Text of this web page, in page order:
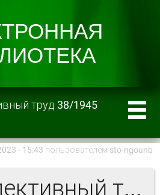
труд 38/1945
- 15:43 пользователем sto-ngounb
Коллективный труд 1945 г.